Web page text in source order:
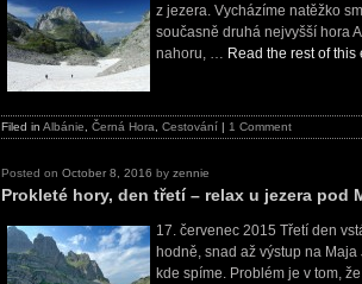
z jezera. Vycházíme natěžko
současně druhá nejvyšší hora
nahoru, … Read the rest of this
Filed in Albánie Černá Hora Cestování | 1 Comment
Posted on October 8, 2016 by zennie
Prokleté hory, den třetí – relax u jezera pod
17. červenec 2015 Třetí den
hodně, snad až výstup na
kde spíme. Problém je v tom,